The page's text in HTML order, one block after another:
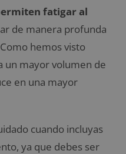
fatigar al
de manera profunda
hemos visto
un mayor volumen de
en una mayor
cuando incluyas
ya que debes ser